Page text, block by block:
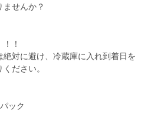
ませんか？
！
対に避け、冷蔵庫に入れ到着日を
ださい。
ック